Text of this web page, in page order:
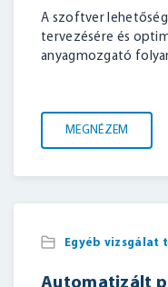
A szoftver
tervezésére és
anyagmozgató
MEGNÉZEM
Egyéb vizsgálat